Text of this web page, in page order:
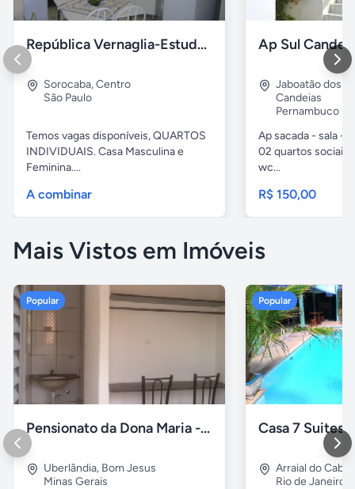
República Vernaglia-Estudantes e ou Trabalhadores
Sorocaba,Centro
São Paulo
Temos vagas disponíveis, QUARTOS
INDIVIDUAIS. Casa Masculina e
Feminina....
A combinar
Ap Sul
Jaboatão dos
Candeias
Pernambuco
Ap sacada - sala -
02 quartos
wc...
R$ 150,00
Mais Vistos em Imóveis
Popular
Pensionato da Dona Maria - Uberlândia/MG
Uberlândia, Bom Jesus
Minas Gerais
Popular
Arraial do Cabo
Rio de Janeiro